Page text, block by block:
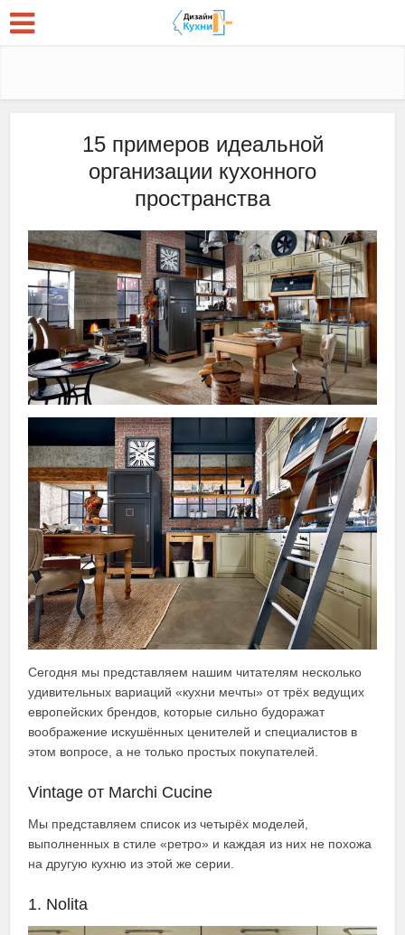
15 примеров идеальной
организации кухонного
пространства
Сегодня мы представляем нашим читателям несколько
удивительных вариаций «кухни мечты» от трёх ведущих
европейских брендов, которые сильно будоражат
воображение искушённых ценителей и специалистов в
этом вопросе, а не только простых покупателей.
Vintage от Marchi Cucine
Мы представляем список из четырёх моделей,
выполненных в стиле «ретро» и каждая из них не похожа
на другую кухню из этой же серии.
1. Nolita